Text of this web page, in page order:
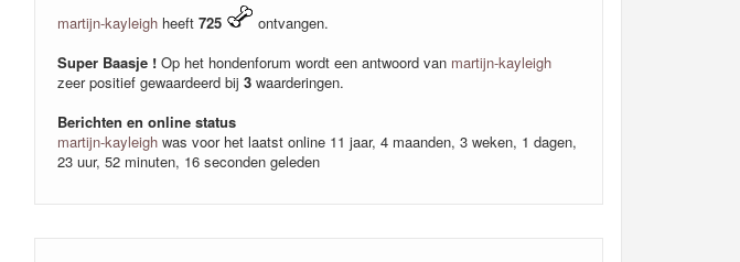
martijn-kayleigh heeft 725
ontvangen.
Super Baasje ! Op het hondenforum wordt een antwoord van martijn-kayleigh
zeer positief gewaardeerd bij 3 waarderingen.
Berichten en online status
martijn-kayleigh was voor het laatst online 11 jaar, 4 maanden, 3 weken, 1 dagen,
23 uur, 52 minuten, 16 seconden geleden